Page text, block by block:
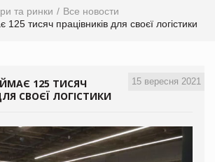
та ринки
Все новости
тисяч працівників для своєї логістики
15 вересня 2021
125 ТИСЯЧ
СВОЄЇ ЛОГІСТИКИ